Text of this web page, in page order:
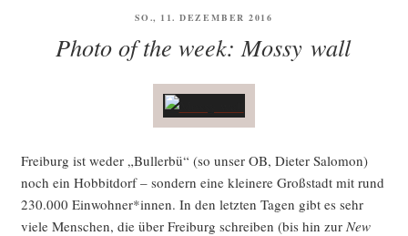
VERÖFFENTLICHT
SO., 11. DEZEMBER 2016
Photo of the week: Mossy wall
Frei­burg ist weder „Bul­ler­bü“ (so unser OB, Die­ter Salo­mon)
noch ein Hob­bit­dorf – son­dern eine klei­ne­re Groß­stadt mit rund
230.000 Einwohner*innen. In den letz­ten Tagen gibt es sehr
vie­le Men­schen, die über Frei­burg schrei­ben (bis hin zur New